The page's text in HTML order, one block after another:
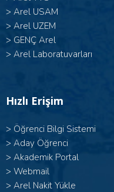
> Arel USAM
> Arel UZEM
> GENÇ Arel
> Arel Laboratuvarları
Hızlı Erişim
> Öğrenci Bilgi Sistemi
> Aday Öğrenci
> Akademik Portal
> Webmail
> Arel Nakit Yükle